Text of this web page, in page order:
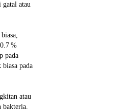
atau
%
pada
biasa pada
atau
bakteria.